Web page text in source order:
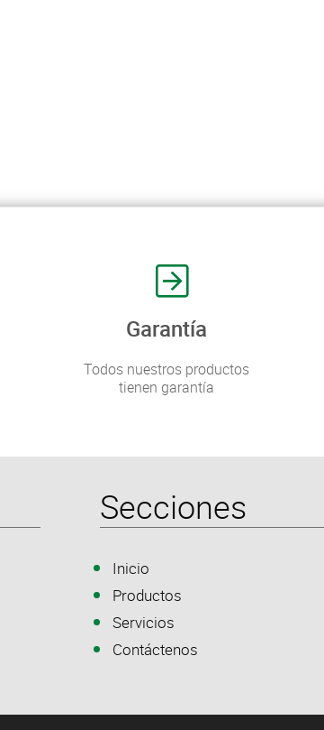
Garantía
Todos nuestros productos
tienen garantía
Secciones
Inicio
Productos
Servicios
Contáctenos